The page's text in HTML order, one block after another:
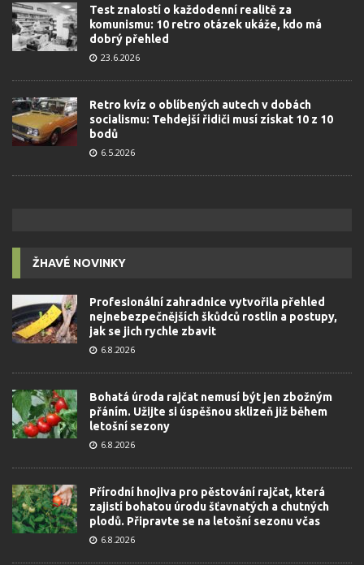
Test znalostí o každodenní realitě za
komunismu: 10 retro otázek ukáže, kdo má
dobrý přehled
23.6.2026
Retro kvíz o oblíbených autech v dobách
socialismu: Tehdejší řidiči musí získat 10 z 10
bodů
6.5.2026
ŽHAVÉ NOVINKY
Profesionální zahradnice vytvořila přehled
nejnebezpečnějších škůdců rostlin a postupy,
jak se jich rychle zbavit
6.8.2026
Bohatá úroda rajčat nemusí být jen zbožným
přáním. Užijte si úspěšnou sklizeň již během
letošní sezony
6.8.2026
Přírodní hnojiva pro pěstování rajčat, která
zajistí bohatou úrodu šťavnatých a chutných
plodů. Připravte se na letošní sezonu včas
6.8.2026